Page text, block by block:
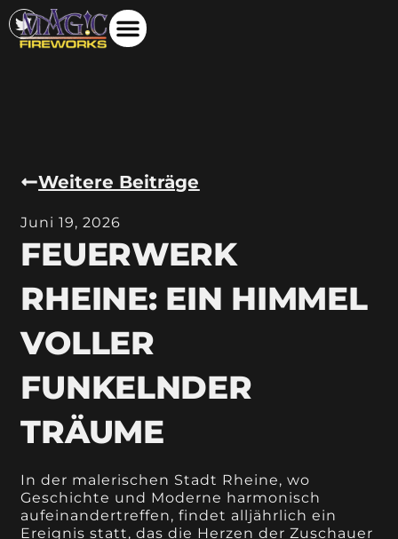
Weitere Beiträge
Juni 19, 2026
FEUERWERK
RHEINE: EIN HIMMEL
VOLLER
FUNKELNDER
TRÄUME
In der malerischen Stadt Rheine, wo
Geschichte und Moderne harmonisch
aufeinandertreffen, findet alljährlich ein
Ereignis statt, das die Herzen der Zuschauer